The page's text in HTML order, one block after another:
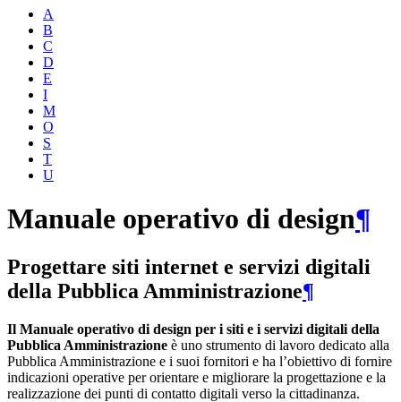
A
B
C
D
E
I
M
O
S
T
U
Manuale operativo di design¶
Progettare siti internet e servizi digitali
della Pubblica Amministrazione¶
Il Manuale operativo di design per i siti e i servizi digitali della
Pubblica Amministrazione è uno strumento di lavoro dedicato alla
Pubblica Amministrazione e i suoi fornitori e ha l’obiettivo di fornire
indicazioni operative per orientare e migliorare la progettazione e la
realizzazione dei punti di contatto digitali verso la cittadinanza.